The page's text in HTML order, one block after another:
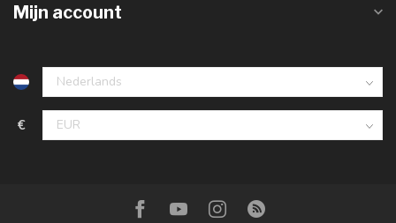
Mijn account
€